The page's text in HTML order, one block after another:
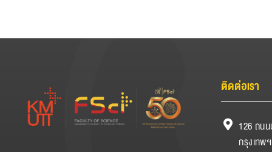
ติดต่อเรา
126 ถน
กรุงเทพ